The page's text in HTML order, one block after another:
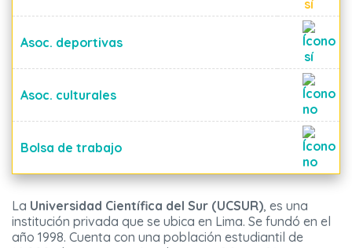
Asoc. deportivas
Asoc. culturales
Bolsa de trabajo
La Universidad Científica del Sur (UCSUR), es una
institución privada que se ubica en Lima. Se fundó en el
año 1998. Cuenta con una población estudiantil de